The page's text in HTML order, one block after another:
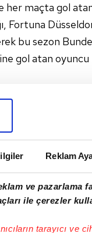
Reklam
ve pazarlama
ile çerezler
tarayıcı ve
her maçta gol
Fortuna
bu sezon
gol atan oyuncu
ve
koruduğu
çoğu maçta